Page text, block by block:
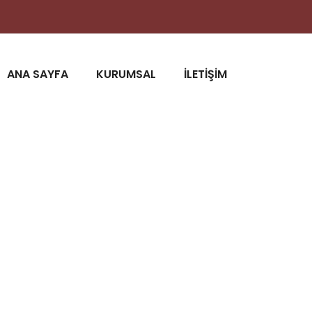
ANA SAYFA KURUMSAL İLETİŞİM